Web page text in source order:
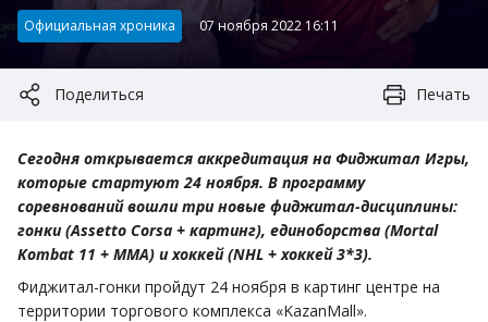
Категория:
Официальная хроника 07 ноября 2022 16:11
Поделиться Печать
Cегодня открывается аккредитация на Фиджитал Игры,
которые стартуют 24 ноября. В программу
соревнований вошли три новые фиджитал-дисциплины:
гонки (Assetto Corsa + картинг), единоборства (Mortal
Kombat 11 + MMA) и хоккей (NHL + хоккей 3*3).
Фиджитал-гонки пройдут 24 ноября в картинг центре на
территории торгового комплекса «KazanMall».